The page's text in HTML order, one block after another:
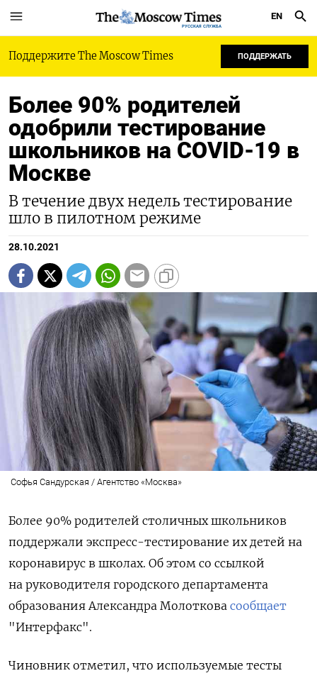
РУССКАЯ СЛУЖБА
EN
Поддержите The Moscow Times ПОДДЕРЖАТЬ
Более 90% родителей
одобрили тестирование
школьников на COVID-19 в
Москве
В течение двух недель тестирование
шло в пилотном режиме
28.10.2021
Софья Сандурская / Агентство «Москва»
Более 90% родителей столичных школьников
поддержали экспресс-тестирование их детей на
коронавирус в школах. Об этом со ссылкой
на руководителя городского департамента
образования Александра Молоткова сообщает
"Интерфакс".
Чиновник отметил, что используемые тесты